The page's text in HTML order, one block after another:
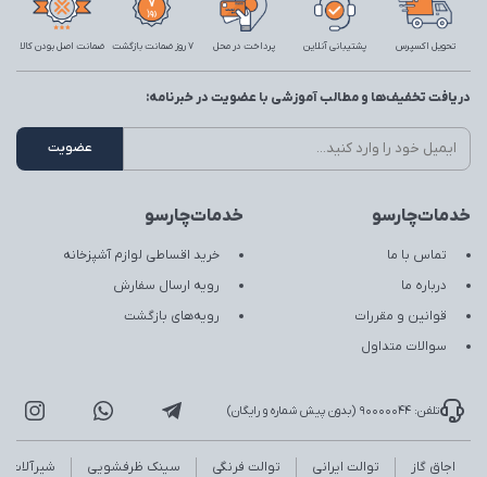
تحویل اکسپرس پشتیبانی آنلاین پرداخت در محل 7 روز ضمانت بازگشت ضمانت اصل بودن کالا
خدمات‌چارسو
تماس با ما
درباره ما
قوانین و مقررات
سوالات متداول
خدمات‌چارسو
خرید اقساطی لوازم آشپزخانه
رویه ارسال سفارش
رویه‌های بازگشت
دریافت تخفیف‌ها و مطالب آموزشی با عضویت در خبرنامه:
تلفن: 90000044 (بدون پیش شماره و رایگان)
اجاق گاز توالت ایرانی توالت فرنگی سینک ظرفشویی شیرآلات